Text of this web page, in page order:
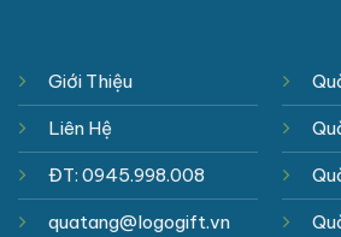
Giới Thiệu
Liên Hệ
ĐT: 0945.998.008
quatang@logogift.vn